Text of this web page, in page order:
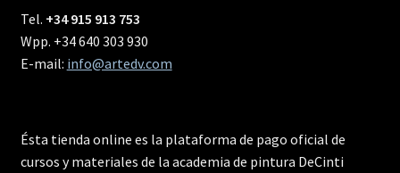
Tel. +34 915 913 753
Wpp. +34 640 303 930
E-mail: info@artedv.com
Ésta tienda online es la plataforma de pago oficial de
cursos y materiales de la academia de pintura DeCinti